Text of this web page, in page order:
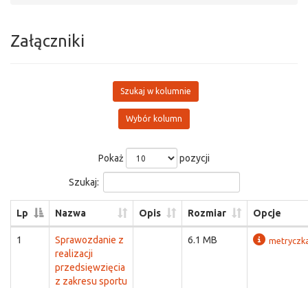
Załączniki
Szukaj w kolumnie
Wybór kolumn
Pokaż pozycji
Szukaj:
Lp Nazwa Opis Rozmiar Opcje
1
Sprawozdanie z
realizacji
przedsięwzięcia
z zakresu sportu
6.1 MB